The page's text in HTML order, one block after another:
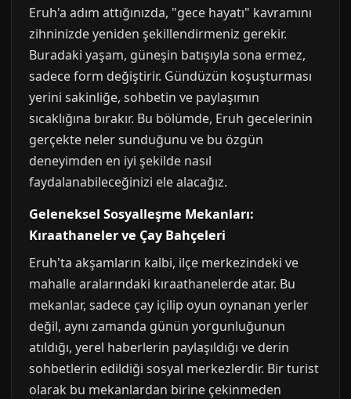
Eruh'a adım attığınızda, "gece hayatı" kavramını
zihninizde yeniden şekillendirmeniz gerekir.
Buradaki yaşam, güneşin batışıyla sona ermez,
sadece form değiştirir. Gündüzün koşuşturması
yerini sakinliğe, sohbetin ve paylaşımın
sıcaklığına bırakır. Bu bölümde, Eruh gecelerinin
gerçekte neler sunduğunu ve bu özgün
deneyimden en iyi şekilde nasıl
faydalanabileceğinizi ele alacağız.
Geleneksel Sosyalleşme Mekanları:
Kıraathaneler ve Çay Bahçeleri
Eruh'ta akşamların kalbi, ilçe merkezindeki ve
mahalle aralarındaki kıraathanelerde atar. Bu
mekanlar, sadece çay içilip oyun oynanan yerler
değil, aynı zamanda günün yorgunluğunun
atıldığı, yerel haberlerin paylaşıldığı ve derin
sohbetlerin edildiği sosyal merkezlerdir. Bir turist
olarak bu mekanlardan birine çekinmeden